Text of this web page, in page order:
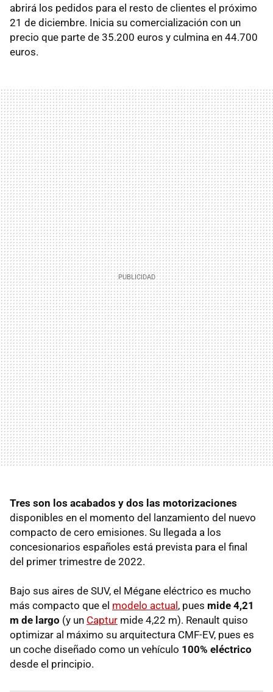
abrirá los pedidos para el resto de clientes el próximo
21 de diciembre. Inicia su comercialización con un
precio que parte de 35.200 euros y culmina en 44.700
euros.
Tres son los acabados y dos las motorizaciones
disponibles en el momento del lanzamiento del nuevo
compacto de cero emisiones. Su llegada a los
concesionarios españoles está prevista para el final
del primer trimestre de 2022.
Bajo sus aires de SUV, el Mégane eléctrico es mucho
más compacto que el modelo actual, pues mide 4,21
m de largo (y un Captur mide 4,22 m). Renault quiso
optimizar al máximo su arquitectura CMF-EV, pues es
un coche diseñado como un vehículo 100% eléctrico
desde el principio.